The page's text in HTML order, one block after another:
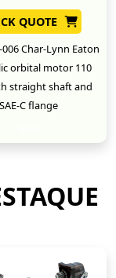
QUOTE
006 Char-Lynn Eaton
orbital motor 110
straight shaft and
SAE-C flange